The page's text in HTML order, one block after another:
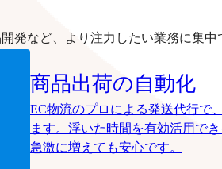
発など、より注力したい業務に集中
商品出荷の自動化
EC物流のプロによる発送代行で
ます。浮いた時間を有効活用で
急激に増えても安心です。